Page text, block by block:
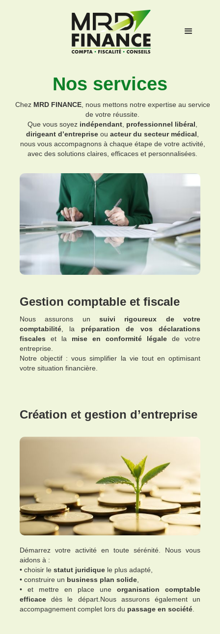
Nos services
Chez MRD FINANCE, nous mettons notre expertise au service
de votre réussite.
Que vous soyez indépendant professionnel libéral
dirigeant d’entreprise ou acteur du secteur médical
nous vous accompagnons à chaque étape de votre activité,
avec des solutions claires, efficaces et personnalisées.
Gestion comptable et fiscale
Nous assurons un suivi rigoureux de votre
comptabilité , la préparation de vos déclarations
fiscales et la mise en conformité légale de votre
entreprise.
Notre objectif : vous simplifier la vie tout en optimisant
votre situation financière.
Création et gestion d’entreprise
Démarrez votre activité en toute sérénité. Nous vous
aidons à :
• choisir le statut juridique le plus adapté,
• construire un business plan solide
• et mettre en place une organisation comptable
efficace dès le départ.Nous assurons également un
accompagnement complet lors du passage en société